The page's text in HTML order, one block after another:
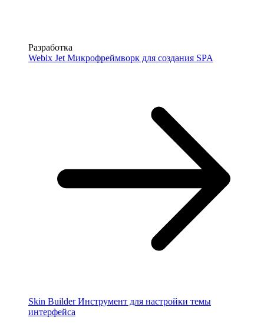
Разработка
Webix Jet Микрофреймворк для создания SPA
Skin Builder Инструмент для настройки темы
интерфейса